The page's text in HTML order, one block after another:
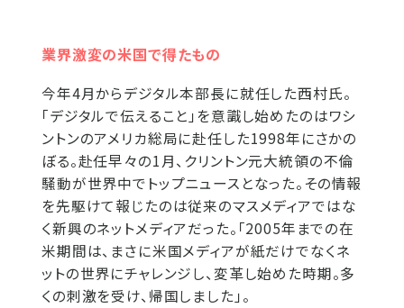
業界激変の米国で得たもの
今年4月からデジタル本部長に就任した西村氏。
「デジタルで伝えること」を意識し始めたのはワシ
ントンのアメリカ総局に赴任した1998年にさかの
ぼる。赴任早々の1月、クリントン元大統領の不倫
騒動が世界中でトップニュースとなった。その情報
を先駆けて報じたのは従来のマスメディアではな
く新興のネットメディアだった。「2005年までの在
米期間は、まさに米国メディアが紙だけでなくネ
ットの世界にチャレンジし、変革し始めた時期。多
くの刺激を受け、帰国しました」。